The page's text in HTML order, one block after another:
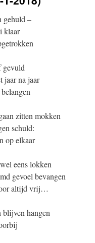
gehuld –
klaar
gevuld
jaar na jaar
zitten mokken
schuld:
op elkaar
eens lokken
gevoel bevangen
altijd vrij…
blijven hangen